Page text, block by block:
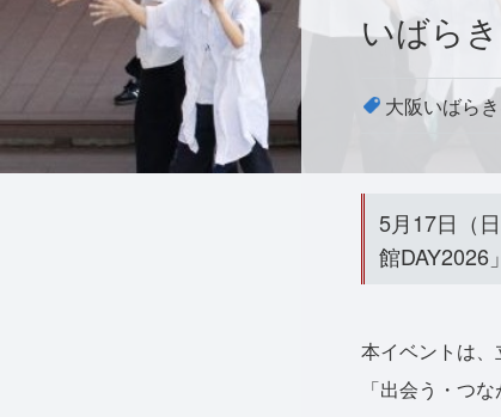
いばら
大阪いばら
5月17日（
館DAY2026
本イベントは、
「出会う・つ